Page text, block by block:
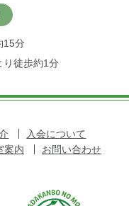
15分
り徒歩約1分
入会について
案内 お問い合わせ